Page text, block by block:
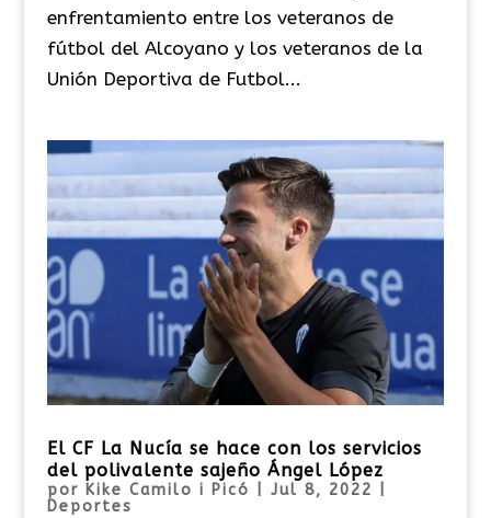
enfrentamiento entre los veteranos de
fútbol del Alcoyano y los veteranos de la
Unión Deportiva de Futbol...
El CF La Nucía se hace con los servicios
del polivalente sajeño Ángel López
por Kike Camilo i Picó Jul 8, 2022
Deportes